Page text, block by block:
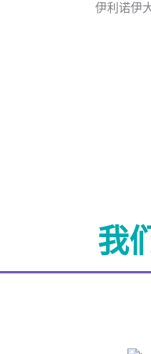
伊利诺伊
我